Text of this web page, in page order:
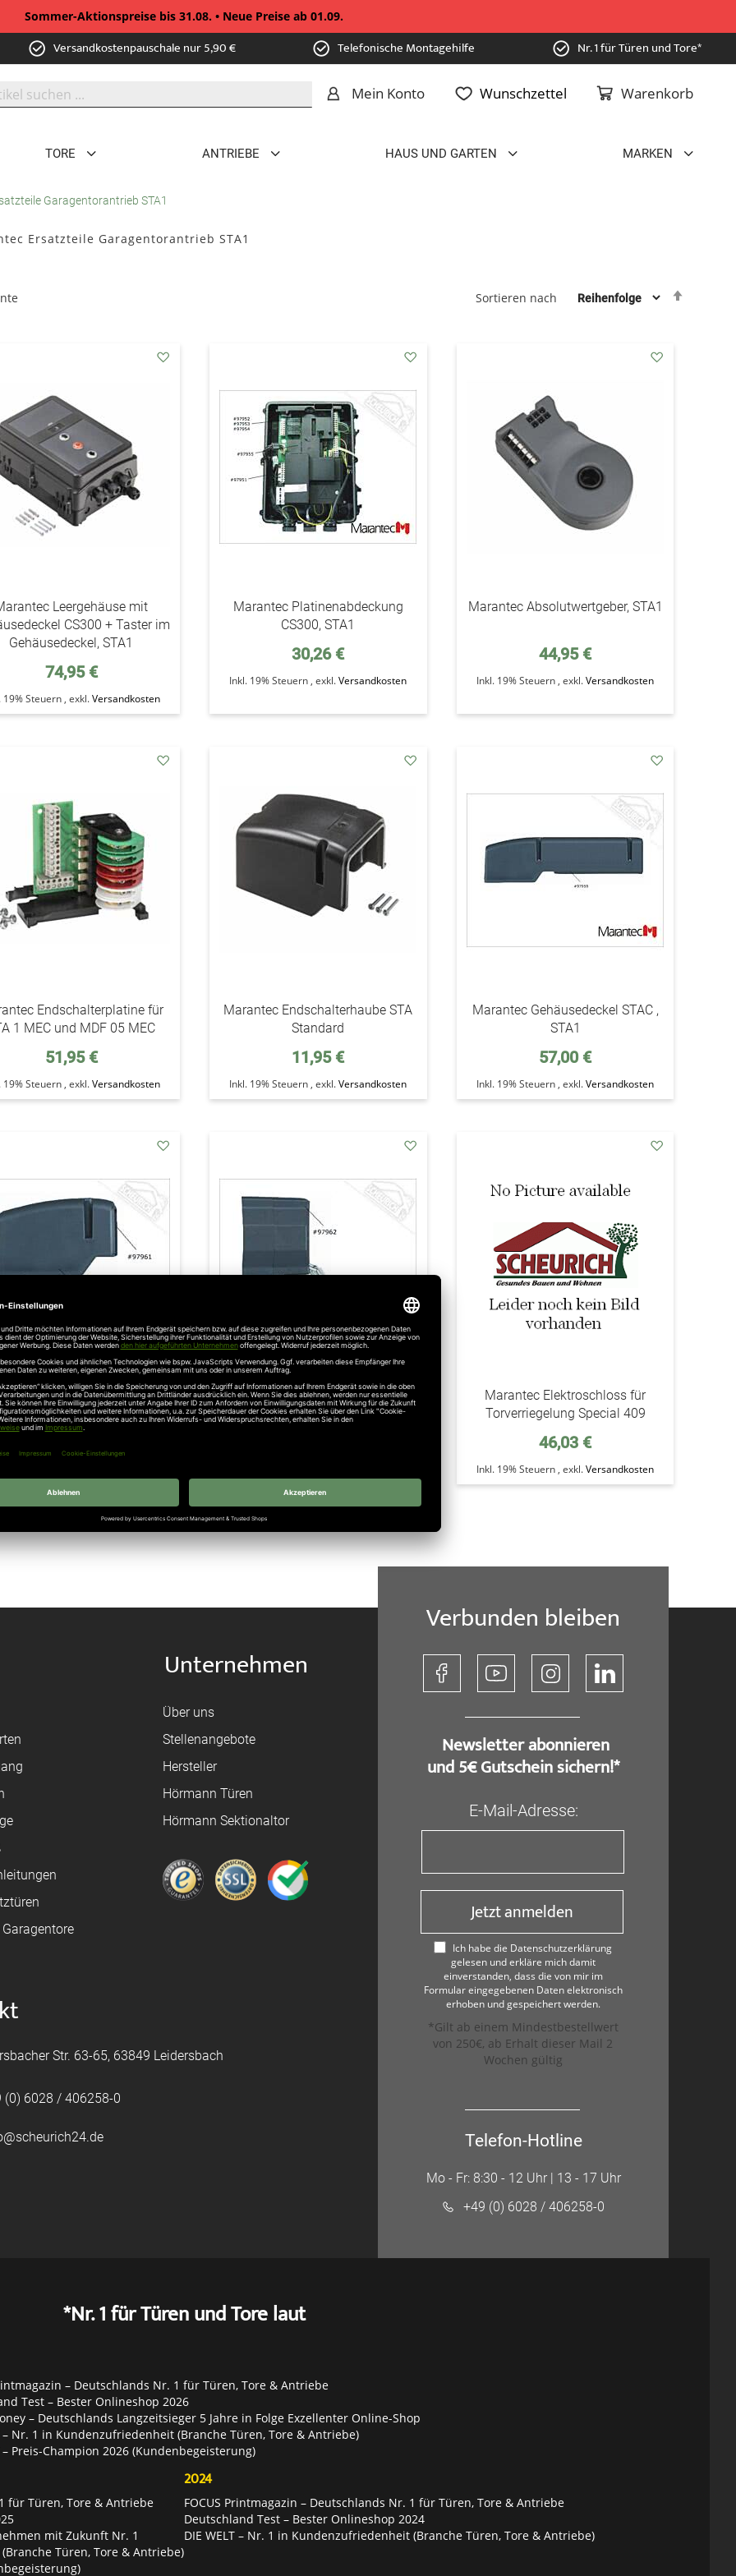
Sommer-Aktionspreise bis 31.08. • Neue Preise ab 01.09.
Versandkostenpauschale nur 5,90 € Telefonische Montagehilfe Nr. 1 für Türen und Tore*
Warenkorb
Mein Konto Wunschzettel
TORE ANTRIEBE HAUS UND GARTEN MARKEN
Garagentorantrieb STA1
Ersatzteile Garagentorantrieb STA1
Sortieren nach
Leergehäuse mit
CS300 + Taster im
Gehäusedeckel, STA1
74,95 €
19% Steuern , exkl.Versandkosten
den
Marantec Platinenabdeckung
CS300, STA1
30,26 €
Inkl. 19% Steuern ,exkl.Versandkosten
Marantec Absolutwertgeber, STA1
44,95 €
Inkl. 19% Steuern ,exkl.Versandkosten
Endschalterplatine für
1 MEC und MDF 05 MEC
51,95 €
19% Steuern , exkl.Versandkosten
Marantec Endschalterhaube STA
Standard
11,95 €
Inkl. 19% Steuern ,exkl.Versandkosten
den
Marantec Gehäusedeckel STAC ,
STA1
57,00 €
Inkl. 19% Steuern ,exkl.Versandkosten
den
Kabeldurchführung ,
STA1
den
Marantec NHK-Einheit STA1 m.
Kegelrad , STA1
Marantec Elektroschloss für
Torverriegelung Special 409
46,03 €
Inkl. 19% Steuern ,exkl.Versandkosten
Unternehmen
Über uns
Stellenangebote
Hersteller
Hörmann Türen
Hörmann Sektionaltor
Str. 63-65, 63849 Leidersbach
(0) 6028 / 406258-0
Verbunden bleiben
​ Newsletter abonnieren
und 5€ Gutschein sichern!*
E-Mail-Adresse:
Jetzt anmelden
Ich habe die Datenschutzerklärung
gelesen und erkläre mich damit
einverstanden, dass die von mir im
Formular eingegebenen Daten elektronisch
erhoben und gespeichert werden.
*Gilt ab einem Mindestbestellwert
von 250€, ab Erhalt dieser Mail 2
Wochen gültig
Telefon-Hotline
Mo - Fr: 8:30 - 12 Uhr | 13 - 17 Uhr
+49 (0) 6028 / 406258-0
*Nr. 1 für Türen und Tore laut
– Deutschlands Nr. 1 für Türen, Tore & Antriebe
Test – Bester Onlineshop 2026
– Deutschlands Langzeitsieger 5 Jahre in Folge Exzellenter Online-Shop
– Nr. 1 in Kundenzufriedenheit (Branche Türen, Tore & Antriebe)
– Preis-Champion 2026 (Kundenbegeisterung)
für Türen, Tore & Antriebe
mit Zukunft Nr. 1
Türen, Tore & Antriebe)
2024
FOCUS Printmagazin – Deutschlands Nr. 1 für Türen, Tore & Antriebe
Deutschland Test – Bester Onlineshop 2024
DIE WELT – Nr. 1 in Kundenzufriedenheit (Branche Türen, Tore & Antriebe)